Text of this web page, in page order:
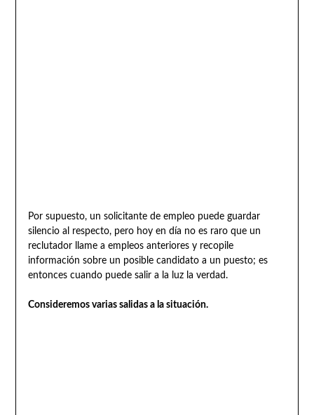
Por supuesto, un solicitante de empleo puede guardar
silencio al respecto, pero hoy en día no es raro que un
reclutador llame a empleos anteriores y recopile
información sobre un posible candidato a un puesto; es
entonces cuando puede salir a la luz la verdad.
Consideremos varias salidas a la situación.